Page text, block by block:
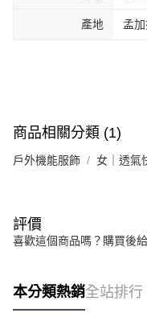
產地 孟
商品相關分類 (1)
戶外機能服飾 女｜透氣
評價
喜歡這個商品嗎？購買後
本分類熱銷全站排行